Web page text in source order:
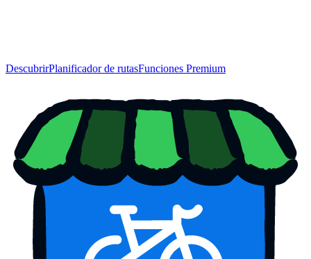
DescubrirPlanificador de rutasFunciones Premium